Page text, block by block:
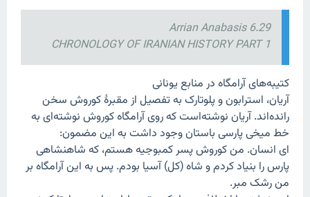
Arrian Anabasis 6.29
CHRONOLOGY OF IRANIAN HISTORY PART 1
کتیبه‌های آرامگاه در منابع یونانی
آریان، استرابون و پلوتارک به تفصیل از مقبرهٔ کوروش سخن
رانده‌اند. آریان نوشته‌است که روی آرامگاه کوروش نوشته‌ای به
خط میخی پارسی باستان وجود داشت به این مضمون:
ای انسان. من کوروش پسر کمبوجیه هستم، که شاهنشاهی
پارس را بنیاد کردم و شاه (کل) آسیا بودم. پس به این آرامگاه بر
من رشک مبر.